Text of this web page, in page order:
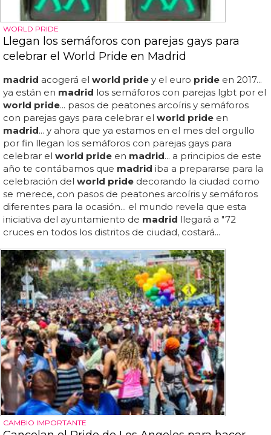
WORLD PRIDE
Llegan los semáforos con parejas gays para
celebrar el World Pride en Madrid
madrid acogerá el world pride y el euro pride en 2017...
ya están en madrid los semáforos con parejas lgbt por el
world pride... pasos de peatones arcoíris y semáforos
con parejas gays para celebrar el world pride en
madrid... y ahora que ya estamos en el mes del orgullo
por fin llegan los semáforos con parejas gays para
celebrar el world pride en madrid... a principios de este
año te contábamos que madrid iba a prepararse para la
celebración del world pride decorando la ciudad como
se merece, con pasos de peatones arcoíris y semáforos
diferentes para la ocasión... el mundo revela que esta
iniciativa del ayuntamiento de madrid llegará a "72
cruces en todos los distritos de ciudad, costará...
CAMBIO IMPORTANTE